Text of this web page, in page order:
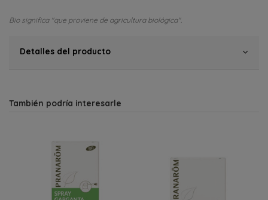
Bio significa "que proviene de agricultura biológica".
Detalles del producto
También podría interesarle